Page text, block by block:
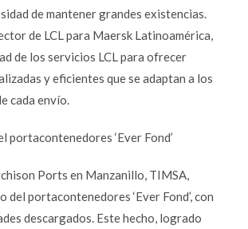
de mantener grandes existencias.
de LCL para Maersk Latinoamérica,
de los servicios LCL para ofrecer
y eficientes que se adaptan a los
cada envío.
portacontenedores ‘Ever Fond’
Ports en Manzanillo, TIMSA,
del portacontenedores ‘Ever Fond’, con
descargados. Este hecho, logrado